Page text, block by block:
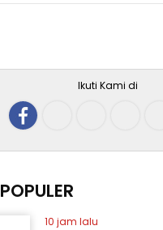
Ikuti Kami di
POPULER
10 jam lalu